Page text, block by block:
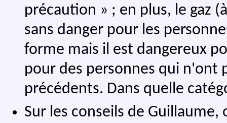
précaution » ; en plus, le gaz
sans danger pour les
forme mais il est dangereux
pour des personnes qui n'ont
précédents. Dans quelle
Sur les conseils de